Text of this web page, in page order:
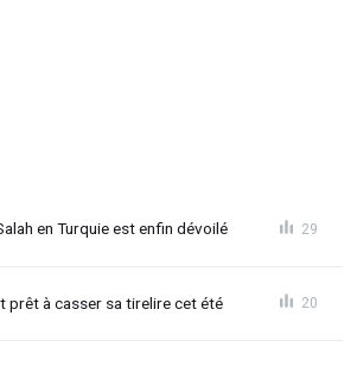
en Turquie est enfin dévoilé 29
prêt à casser sa tirelire cet été 20